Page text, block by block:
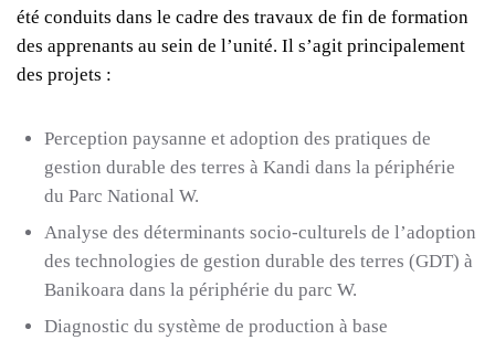
été conduits dans le cadre des travaux de fin de formation
des apprenants au sein de l’unité. Il s’agit principalement
des projets :
Perception paysanne et adoption des pratiques de
gestion durable des terres à Kandi dans la périphérie
du Parc National W.
Analyse des déterminants socio-culturels de l’adoption
des technologies de gestion durable des terres (GDT) à
Banikoara dans la périphérie du parc W.
Diagnostic du système de production à base